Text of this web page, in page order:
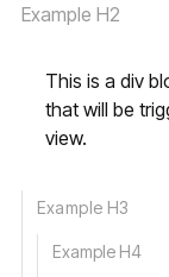
Example H2
This is a div
that will be
view.
Example H3
Example H4